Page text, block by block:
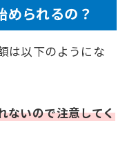
められるの？
は以下のようにな
ないので注意してく